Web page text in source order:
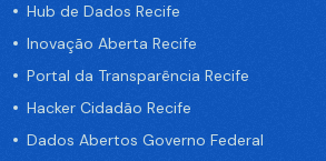
Hub de Dados Recife
Inovação Aberta Recife
Portal da Transparência Recife
Hacker Cidadão Recife
Dados Abertos Governo Federal